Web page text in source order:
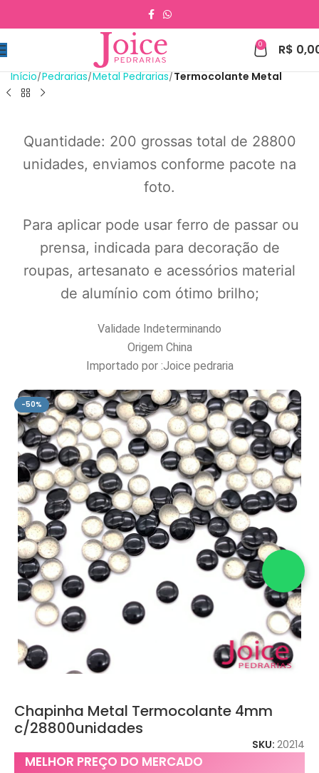
0 R$
Início Pedrarias Metal Pedrarias Termocolante Metal
-50%
Quantidade: 200 grossas total de 28800
unidades, enviamos conforme pacote na
foto.
Para aplicar pode usar ferro de passar ou
prensa, indicada para decoração de
roupas, artesanato e acessórios material
de alumínio com ótimo brilho;
Validade Indeterminando
Origem China
Importado por :Joice pedraria
Chapinha Metal Termocolante 4mm
c/28800unidades
SKU: 20214
MELHOR PREÇO DO MERCADO